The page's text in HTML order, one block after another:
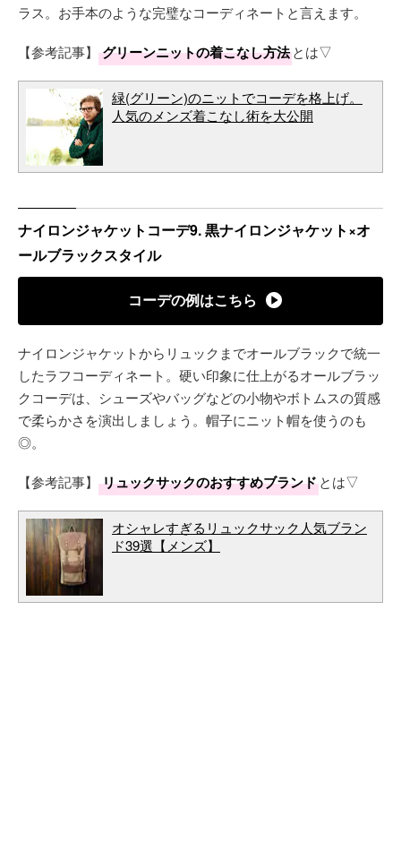
ラス。お手本のような完璧なコーディネートと言えます。
【参考記事】 グリーンニットの着こなし方法とは▽
緑(グリーン)のニットでコーデを格上げ。
人気のメンズ着こなし術を大公開
ナイロンジャケットコーデ9. 黒ナイロンジャケット×オ
ールブラックスタイル
コーデの例はこちら
ナイロンジャケットからリュックまでオールブラックで統一
したラフコーディネート。硬い印象に仕上がるオールブラッ
クコーデは、シューズやバッグなどの小物やボトムスの質感
で柔らかさを演出しましょう。帽子にニット帽を使うのも
◎。
【参考記事】 リュックサックのおすすめブランドとは▽
オシャレすぎるリュックサック人気ブラン
ド39選【メンズ】